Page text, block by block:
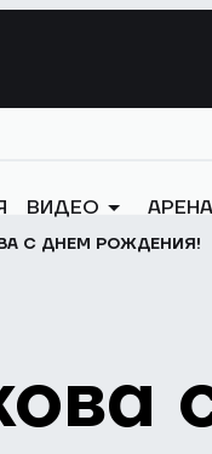
ВИДЕО АРЕНА
С ДНЕМ РОЖДЕНИЯ!